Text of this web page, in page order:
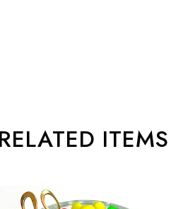
RELATED ITEMS